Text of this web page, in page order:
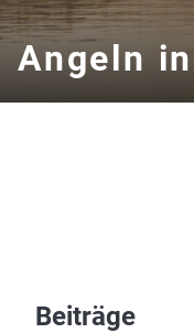
Angeln
Beiträge